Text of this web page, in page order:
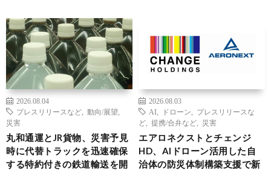
2026.08.04
プレスリリースなど
動向/展望
災害
丸和通運とJR貨物、災害予見
時に代替トラックを迅速確保
する特約付きの鉄道輸送を開
2026.08.03
AI
ドローン
プレスリリースな
ど
提携/合弁など 災害
エアロネクストとチェンジ
HD、AIドローン活用した自
治体の防災体制構築支援で新